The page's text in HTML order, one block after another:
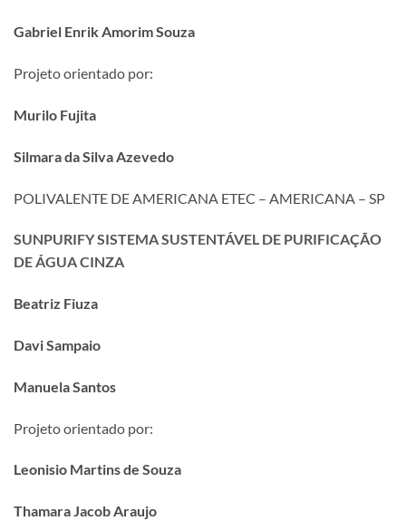
Gabriel Enrik Amorim Souza
Projeto orientado por:
Murilo Fujita
Silmara da Silva Azevedo
POLIVALENTE DE AMERICANA ETEC – AMERICANA – SP
SUNPURIFY SISTEMA SUSTENTÁVEL DE PURIFICAÇÃO
DE ÁGUA CINZA
Beatriz Fiuza
Davi Sampaio
Manuela Santos
Projeto orientado por:
Leonisio Martins de Souza
Thamara Jacob Araujo